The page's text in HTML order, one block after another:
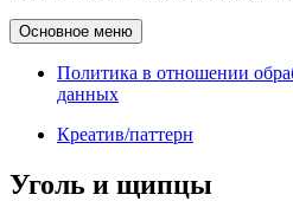
Основное меню
Политика в отношении
данных
Креатив/паттерн
Уголь и щипцы